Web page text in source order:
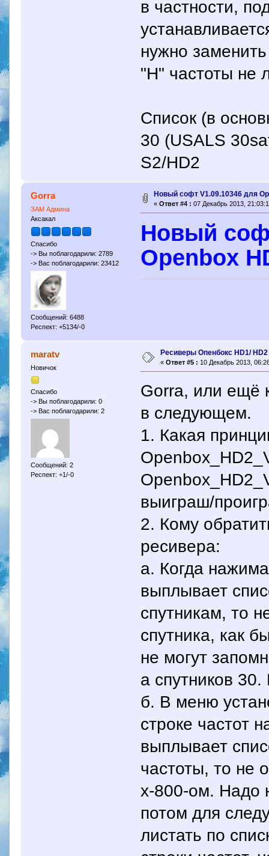
в частности,
нужно
"H" частоты не
Список (в
30 (USALS
S2/HD2
Gorra
ЗАМ Админа
Аксакал
Спасибо
-> Вы поблагодарили: 2789
-> Вас поблагодарили: 23412
Сообщений: 6488
Респект: +5134/-0
Новый софт V1.09.10346 для
« Ответ #4 : 07 Декабрь 2013,
Новый
Openbox
maratv
Новичок
Спасибо
-> Вы поблагодарили: 0
-> Вас поблагодарили: 2
Сообщений: 2
Респект: +1/-0
Ресиверы Опенбокс HD1/ HD2
« Ответ #5 : 10 Декабрь 2013,
Gorra, или ещё
в следующем.
1. Какая
выиграш/
2. Кому
ресивера:
а. Когда
выплывает
спутникам, то
спутника, как
не могут
а спутников
б. В меню
строке частот
выплывает
частоты, то не
х-800-ом. Надо
потом для
листать по